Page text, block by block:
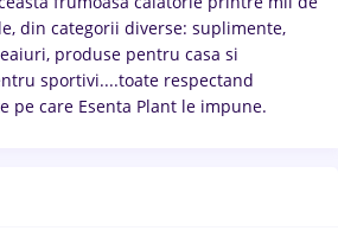
din categorii diverse: suplimente,
produse pentru casa si
sportivi....toate respectand
pe care Esenta Plant le impune.